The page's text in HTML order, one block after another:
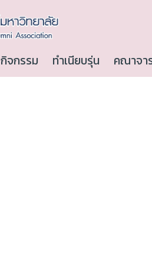
กิจกรรม ทำเนียบรุ่น คณาจา